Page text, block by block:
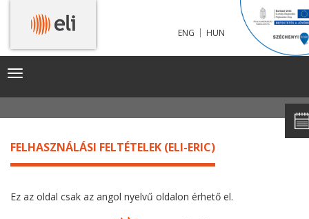
ENG | HUN
Toggle
FELHASZNÁLÁSI FELTÉTELEK (ELI-ERIC)
Ez az oldal csak az angol nyelvű oldalon érhető el.